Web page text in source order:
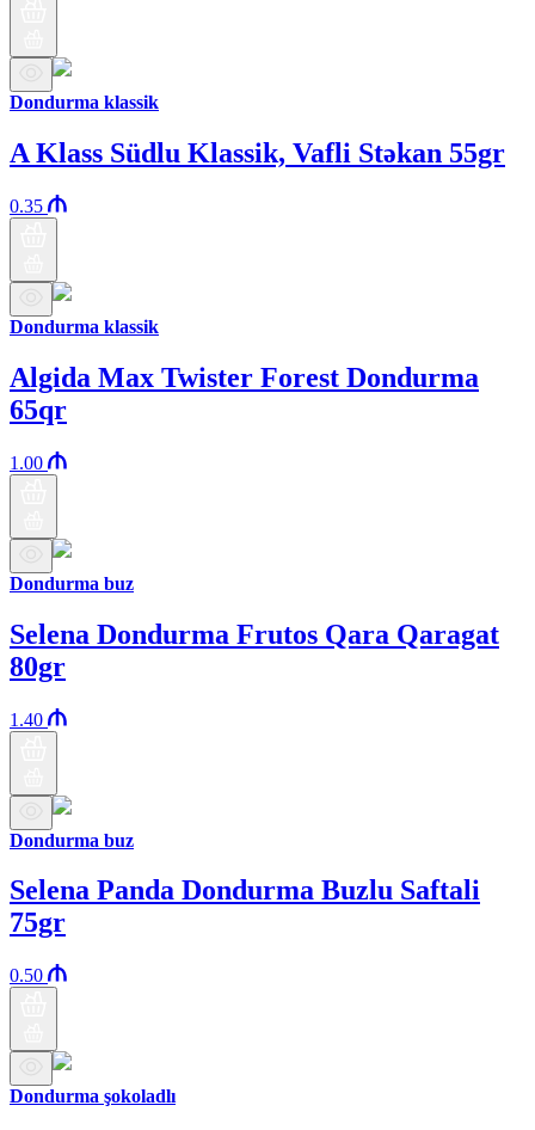
Dondurma klassik
A Klass Südlu Klassik, Vafli Stəkan 55gr
0.35
Dondurma klassik
Algida Max Twister Forest Dondurma
65qr
1.00
Dondurma buz
Selena Dondurma Frutos Qara Qaragat
80gr
1.40
Dondurma buz
Selena Panda Dondurma Buzlu Saftali
75gr
0.50
Dondurma şokoladlı